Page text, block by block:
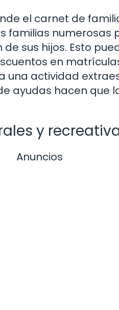
el carnet de
familias
sus hijos. Esto
en
una actividad
ayudas hacen que
y
Anuncios